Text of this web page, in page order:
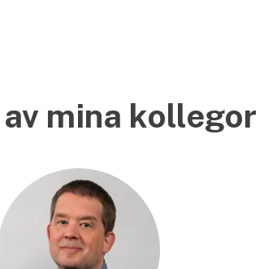
mina kollegor